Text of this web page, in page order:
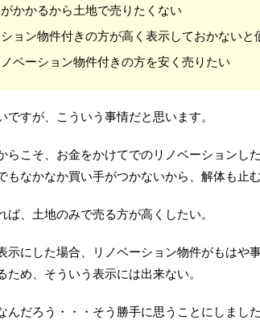
かかるから土地で売りたくない
ョン物件付きの方が高く表示しておかないと
ベーション物件付きの方を安く売りたい
ですが、こういう事情だと思います。
らこそ、お金をかけてでのリノベーションし
もなかなか買い手がつかないから、解体も止む
ば、土地のみで売る方が高くしたい。
示にした場合、リノベーション物件がもはや
ため、そういう表示には出来ない。
んだろう・・・そう勝手に思うことにしました